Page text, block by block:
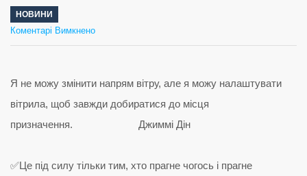
НОВИНИ
Коментарі Вимкненодо
День
Науки
Я не можу змінити напрям вітру, але я можу налаштувати
вітрила, щоб завжди добиратися до місця
призначення. Джиммі Дін
✅Це під силу тільки тим, хто прагне чогось і прагне